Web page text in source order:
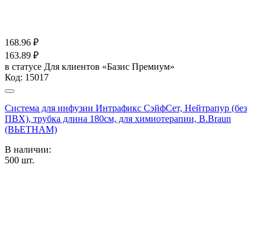
168.96 ₽
163.89 ₽
в статусе Для клиентов «Базис Премиум»
Код: 15017
Система для инфузии Интрафикс СэйфСет, Нейтрапур (без
ПВХ), трубка длина 180см, для химиотерапии, B.Braun
(ВЬЕТНАМ)
В наличии:
500 шт.